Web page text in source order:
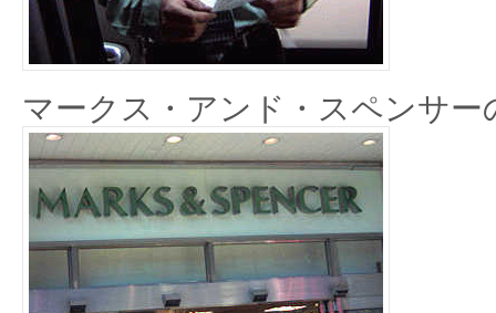
マークス・アンド・スペンサー